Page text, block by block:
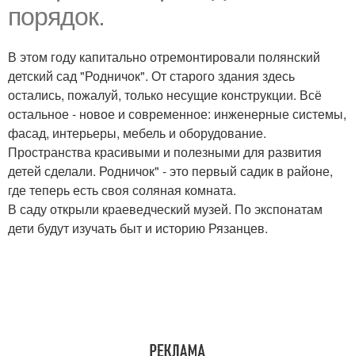
порядок.
В этом году капитально отремонтировали полянский
детский сад "Родничок". От старого здания здесь
остались, пожалуй, только несущие конструкции. Всё
остальное - новое и современное: инженерные системы,
фасад, интерьеры, мебель и оборудование.
Пространства красивыми и полезными для развития
детей сделали. Родничок" - это первый садик в районе,
где теперь есть своя соляная комната.
В саду открыли краеведческий музей. По экспонатам
дети будут изучать быт и историю Рязанцев.